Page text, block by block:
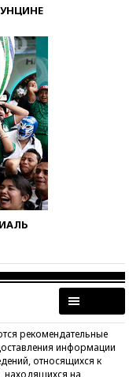
рекомендательные
информации
относящихся к
находящихся на